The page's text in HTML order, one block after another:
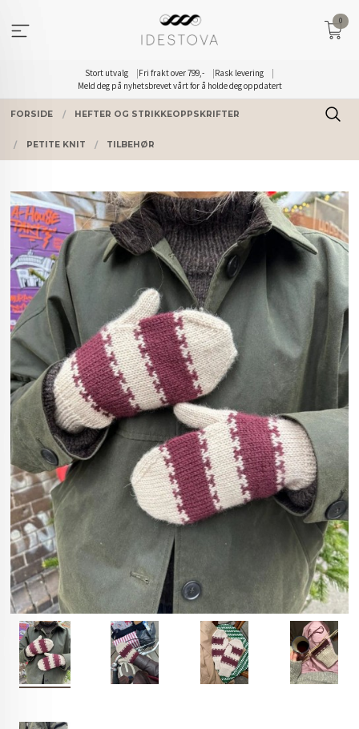
innholdet
Stort utvalg Fri frakt over 799,-
Rask levering
Meld deg på nyhetsbrevet vårt for å holde deg oppdatert
0
FORSIDE HEFTER OG STRIKKEOPPSKRIFTER
PETITE KNIT TILBEHØR